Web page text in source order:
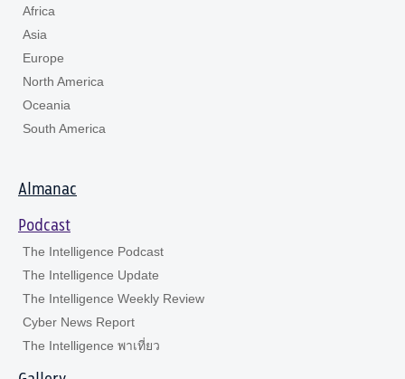
Africa
Asia
Europe
North America
Oceania
South America
Almanac
Podcast
The Intelligence Podcast
The Intelligence Update
The Intelligence Weekly Review
Cyber News Report
The Intelligence พาเที่ยว